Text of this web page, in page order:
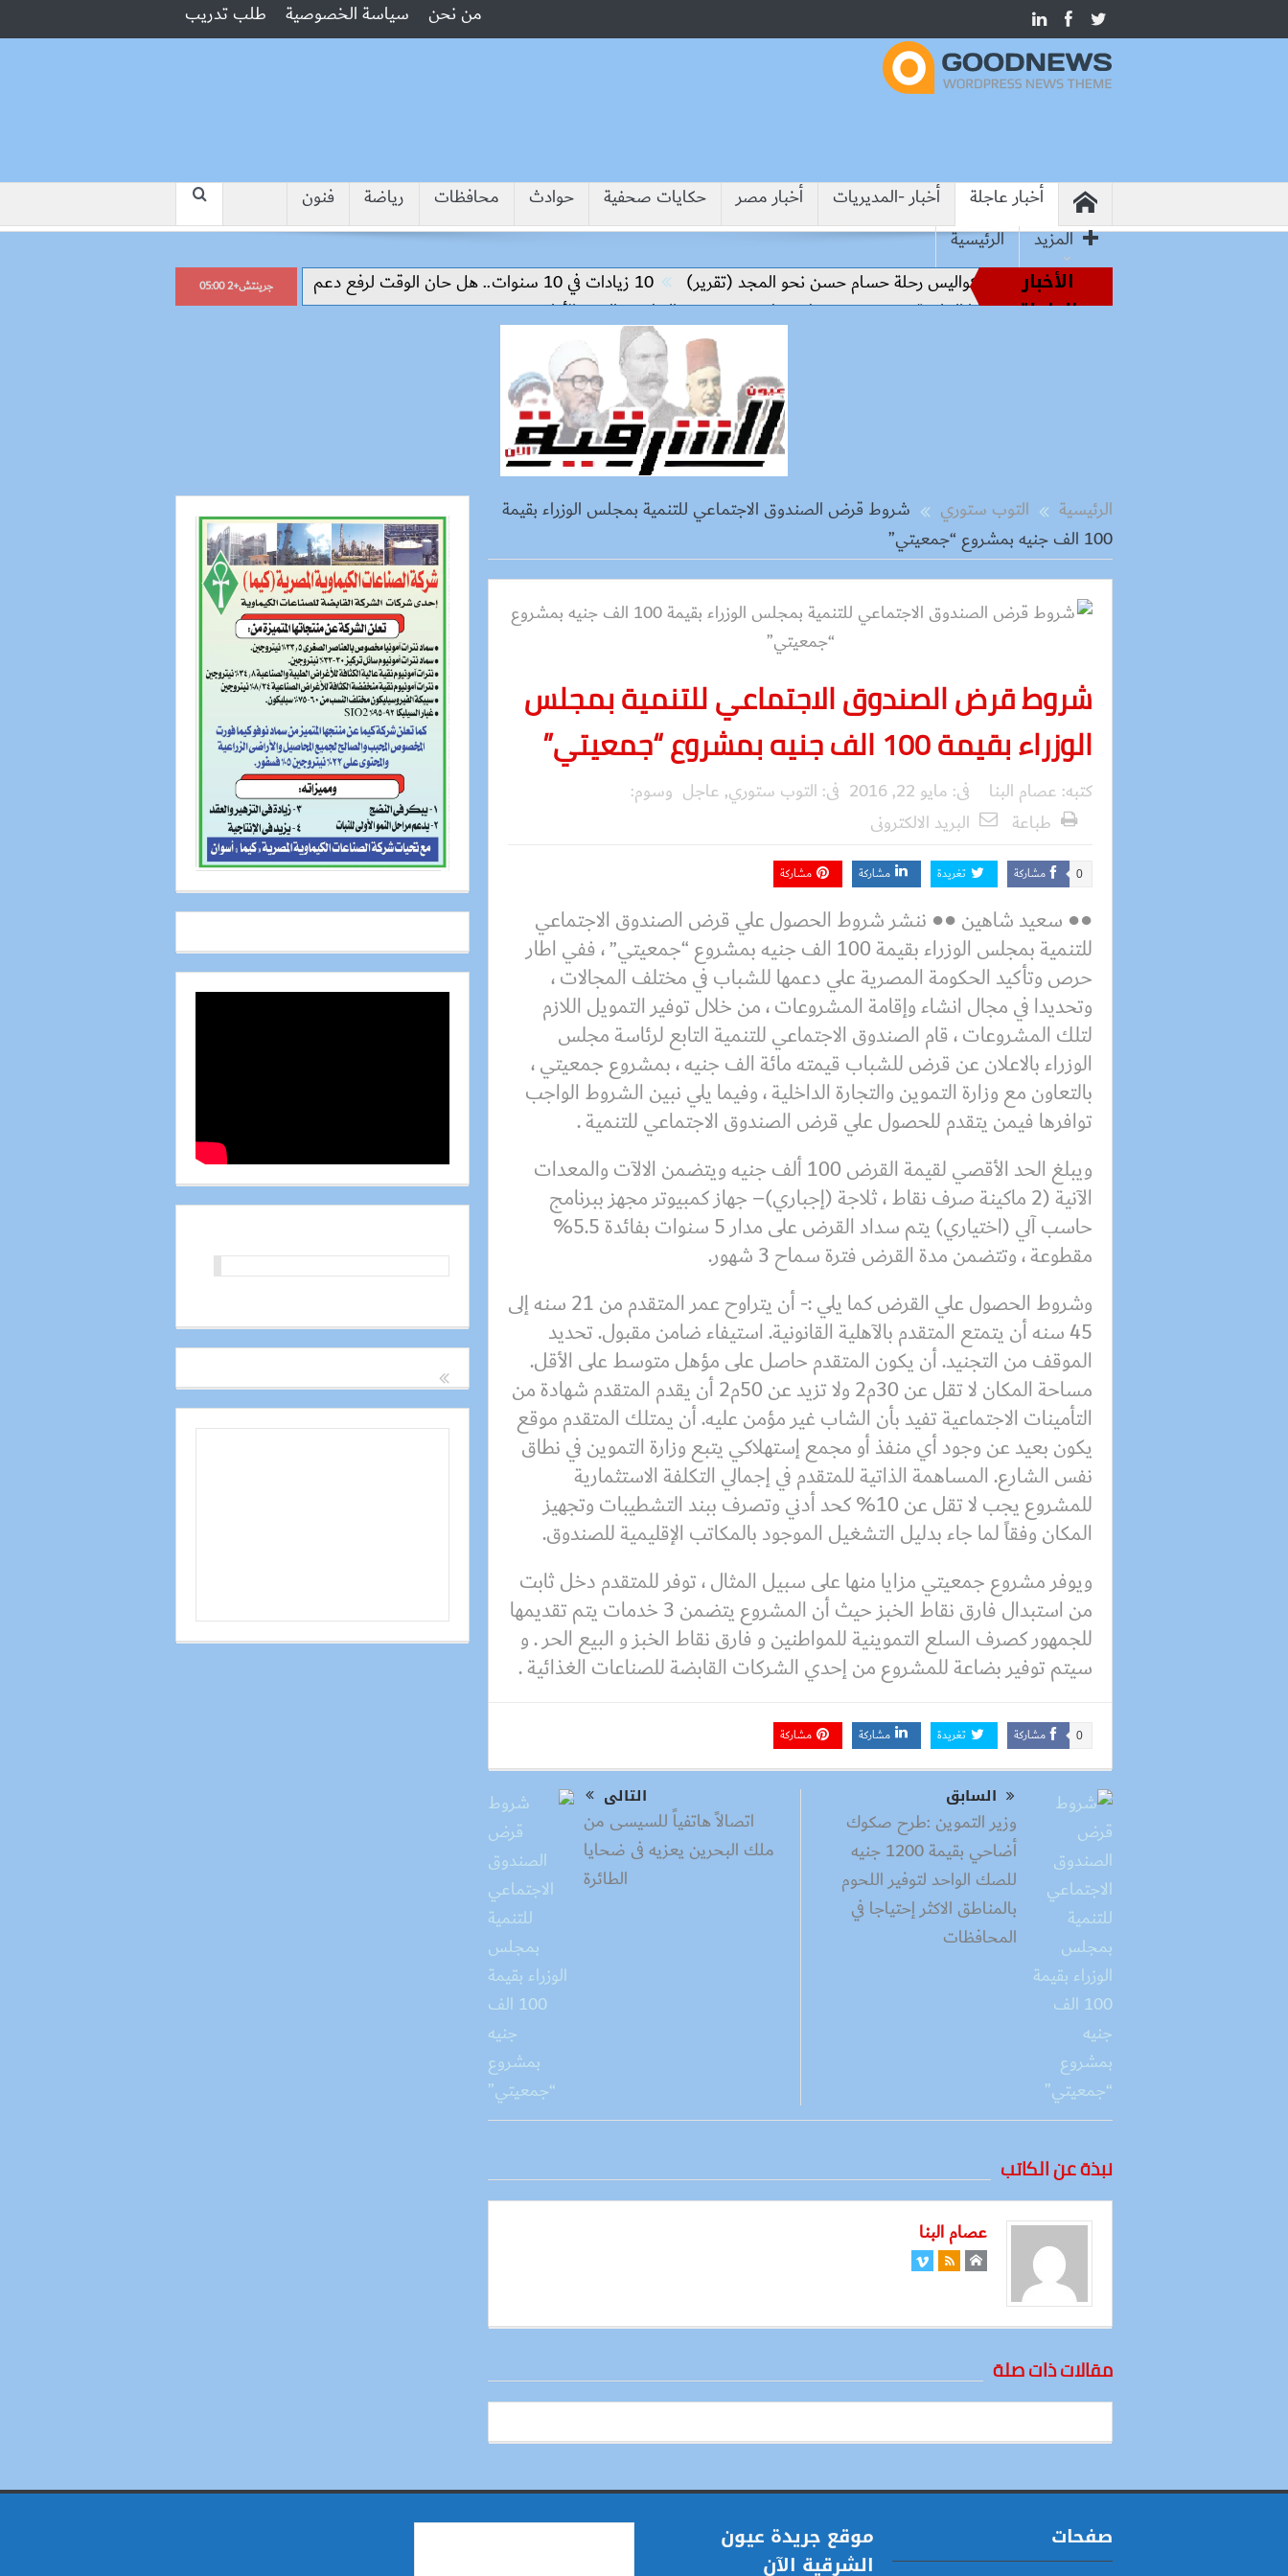
من نحن سياسة الخصوصية طلب تدريب
أخبار عاجلة أخبار -المديريات أخبار مصر حكايات صحفية حوادث محافظات رياضة
فنون
المزيد
الرئيسية
الأخبار
العاجلة
من أساطير الملاعب إلى قيادة الفراعنة.. كواليس رحلة حسام حسن نحو المجد (تقرير) 10 زيادات في 10 سنوات.. هل حان الوقت لرفع دعم البنزين نهائيا؟
“جبروت امرأة”.. مارست الرذيلة
كلية الطب بجامعة الزقازيق ترسخ ريادتها العلمية.. ومحمود مصطفى طه يقود مسيرة التطوير والتميز الأكاديمي
جرينتش+2 05:00
الرئيسية التوب ستوري
شروط قرض الصندوق الاجتماعي للتنمية بمجلس الوزراء بقيمة
100 الف جنيه بمشروع “جمعيتي”
شروط قرض الصندوق الاجتماعي للتنمية بمجلس
الوزراء بقيمة 100 الف جنيه بمشروع “جمعيتي”
كتبه: عصام البنا فى: مايو 22, 2016 فى: التوب ستوري, عاجل وسوم:
طباعة
البريد الالكترونى
مشاركة 0 تغريدة مشاركة مشاركة
●● سعيد شاهين ●● ننشر شروط الحصول علي قرض الصندوق الاجتماعي
للتنمية بمجلس الوزراء بقيمة 100 الف جنيه بمشروع “جمعيتي” ، ففي اطار
حرص وتأكيد الحكومة المصرية علي دعمها للشباب في مختلف المجالات ،
وتحديدا في مجال انشاء وإقامة المشروعات ، من خلال توفير التمويل اللازم
لتلك المشروعات ، قام الصندوق الاجتماعي للتنمية التابع لرئاسة مجلس
الوزراء بالاعلان عن قرض للشباب قيمته مائة الف جنيه ، بمشروع جمعيتي ،
بالتعاون مع وزارة التموين والتجارة الداخلية ، وفيما يلي نبين الشروط الواجب
توافرها فيمن يتقدم للحصول علي قرض الصندوق الاجتماعي للتنمية .
ويبلغ الحد الأقصي لقيمة القرض 100 ألف جنيه ويتضمن الالآت والمعدات
الآنية (2 ماكينة صرف نقاط ، ثلاجة (إجباري)– جهاز كمبيوتر مجهز ببرنامج
حاسب آلي (اختياري) يتم سداد القرض على مدار 5 سنوات بفائدة 5.5%
مقطوعة ، وتتضمن مدة القرض فترة سماح 3 شهور.
وشروط الحصول علي القرض كما يلي :- أن يتراوح عمر المتقدم من 21 سنه إلى
45 سنه أن يتمتع المتقدم بالآهلية القانونية. استيفاء ضامن مقبول. تحديد
الموقف من التجنيد. أن يكون المتقدم حاصل على مؤهل متوسط على الأقل.
مساحة المكان لا تقل عن 30م2 ولا تزيد عن 50م2 أن يقدم المتقدم شهادة من
التأمينات الاجتماعية تفيد بأن الشاب غير مؤمن عليه. أن يمتلك المتقدم موقع
يكون بعيد عن وجود أي منفذ أو مجمع إستهلاكي يتبع وزارة التموين في نطاق
نفس الشارع. المساهمة الذاتية للمتقدم في إجمالي التكلفة الاستثمارية
للمشروع يجب لا تقل عن 10% كحد أدني وتصرف ببند التشطيبات وتجهيز
المكان وفقاً لما جاء بدليل التشغيل الموجود بالمكاتب الإقليمية للصندوق.
ويوفر مشروع جمعيتي مزايا منها على سبيل المثال ، توفر للمتقدم دخل ثابت
من استبدال فارق نقاط الخبز حيث أن المشروع يتضمن 3 خدمات يتم تقديمها
للجمهور كصرف السلع التموينية للمواطنين و فارق نقاط الخبز و البيع الحر . و
سيتم توفير بضاعة للمشروع من إحدي الشركات القابضة للصناعات الغذائية .
مشاركة 0 تغريدة مشاركة مشاركة
السابق
وزير التموين :طرح صكوك
أضاحي بقيمة 1200 جنيه
للصك الواحد لتوفير اللحوم
بالمناطق الاكثر إحتياجا في
المحافظات
التالى
اتصالاً هاتفياً للسيسى من
ملك البحرين يعزيه فى ضحايا
الطائرة
نبذة عن الكاتب
عصام البنا
مقالات ذات صلة
صفحات
موقع جريدة عيون
الشرقية الآن